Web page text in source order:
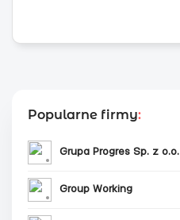
Popularne firmy:
Grupa Progres Sp. z o.o.
Group Working